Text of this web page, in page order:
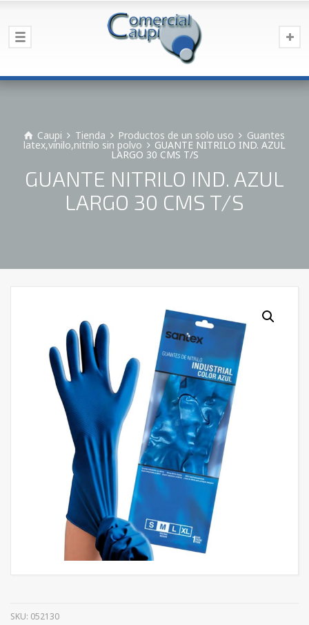
Caupi Tienda Productos de un solo uso Guantes
latex,vinilo,nitrilo sin polvo GUANTE NITRILO IND. AZUL
LARGO 30 CMS T/S
GUANTE NITRILO IND. AZUL
LARGO 30 CMS T/S
SKU: 052130